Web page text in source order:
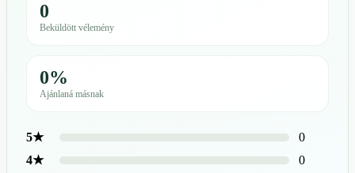
0
Beküldött vélemény
0%
Ajánlaná másnak
5★
0
4★
0